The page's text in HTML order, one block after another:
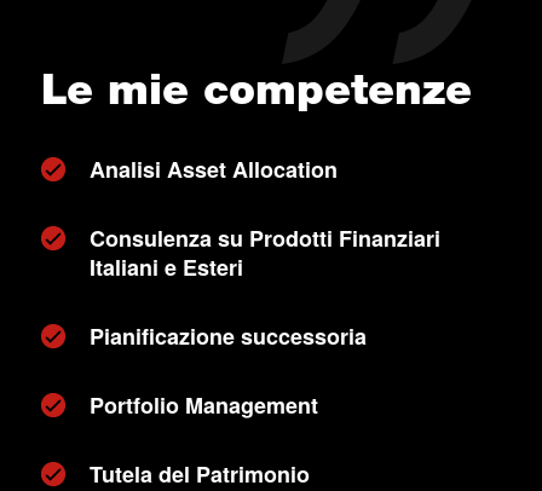
Le mie competenze
Analisi Asset Allocation
Consulenza su Prodotti Finanziari
Italiani e Esteri
Pianificazione successoria
Portfolio Management
Tutela del Patrimonio